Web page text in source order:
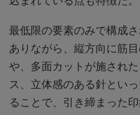
最低限の要素のみで構成
ありながら、縦方向に筋
や、多面カットが施され
ス、立体感のある針とい
ることで、引き締まった